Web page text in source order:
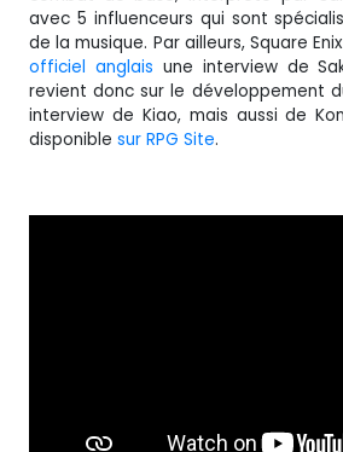
avec 5 influenceurs qui sont
de la musique. Par ailleurs, Square
officiel anglais une interview de
revient donc sur le développement
interview de Kiao, mais aussi de
disponible sur RPG Site.